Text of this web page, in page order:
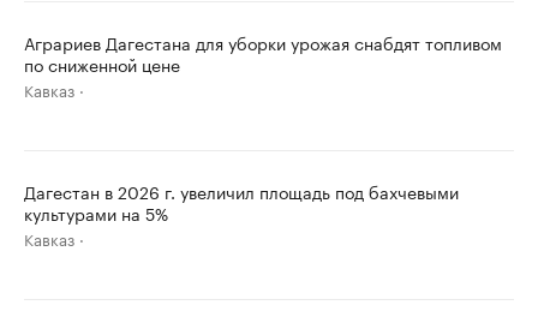
Аграриев Дагестана для уборки урожая снабдят топливом
по сниженной цене
Кавказ
Дагестан в 2026 г. увеличил площадь под бахчевыми
культурами на 5%
Кавказ